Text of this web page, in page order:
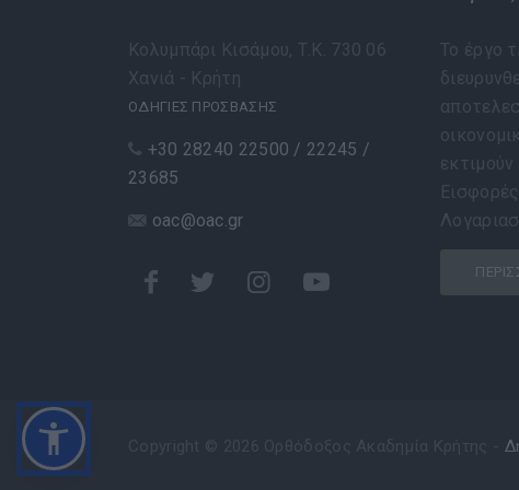
Κολυμπάρι Κισάμου, Τ.Κ. 730 06
Χανιά - Κρήτη
ΟΔΗΓΙΕΣ ΠΡΟΣΒΑΣΗΣ
+30 28240 22500 / 22245 /
23685
oac@oac.gr
Το έργο